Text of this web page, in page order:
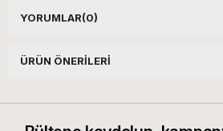
YORUMLAR(0)
ÜRÜN ÖNERILERI